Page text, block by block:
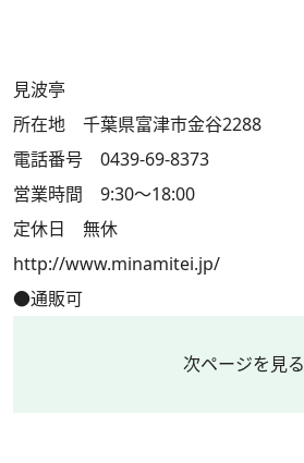
見波亭
所在地 千葉県富津市金谷2288
電話番号 0439-69-8373
営業時間 9:30～18:00
定休日 無休
http://www.minamitei.jp/
●通販可
次ページを見る